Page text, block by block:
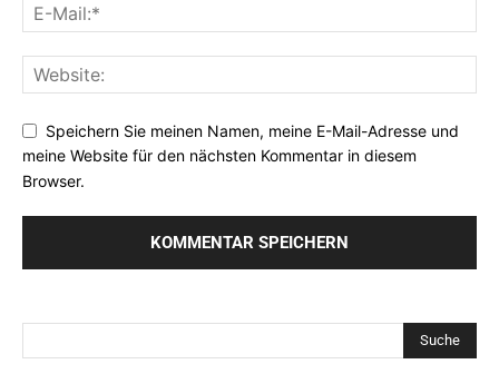
Speichern Sie meinen Namen, meine E-Mail-Adresse und
meine Website für den nächsten Kommentar in diesem
Browser.